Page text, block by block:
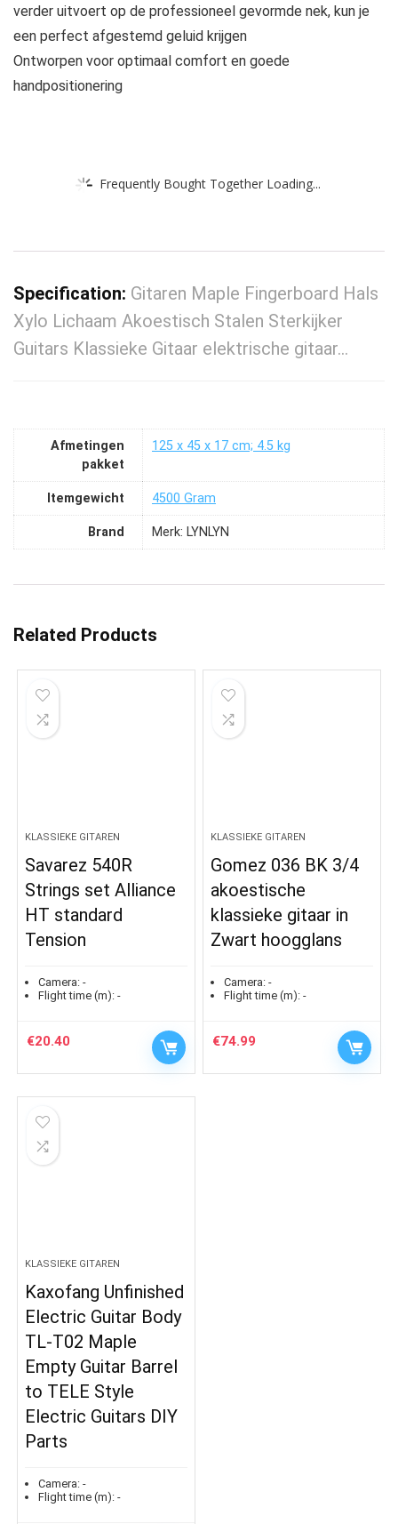
verder uitvoert op de professioneel gevormde nek, kun je
een perfect afgestemd geluid krijgen
Ontworpen voor optimaal comfort en goede
handpositionering
Frequently Bought Together Loading...
Specification: Gitaren Maple Fingerboard Hals
Xylo Lichaam Akoestisch Stalen Sterkijker
Guitars Klassieke Gitaar elektrische gitaar…
Afmetingen
pakket
‎125 x 45 x 17 cm; 4.5 kg
Itemgewicht ‎4500 Gram
Brand Merk: LYNLYN
Related Products
KLASSIEKE GITAREN
Savarez 540R
Strings set Alliance
HT standard
Tension
Camera: -
Flight time (m): -
€20.40
KLASSIEKE GITAREN
Gomez 036 BK 3/4
akoestische
klassieke gitaar in
Zwart hoogglans
Camera: -
Flight time (m): -
€74.99
KLASSIEKE GITAREN
Kaxofang Unfinished
Electric Guitar Body
TL-T02 Maple
Empty Guitar Barrel
to TELE Style
Electric Guitars DIY
Parts
Camera: -
Flight time (m): -